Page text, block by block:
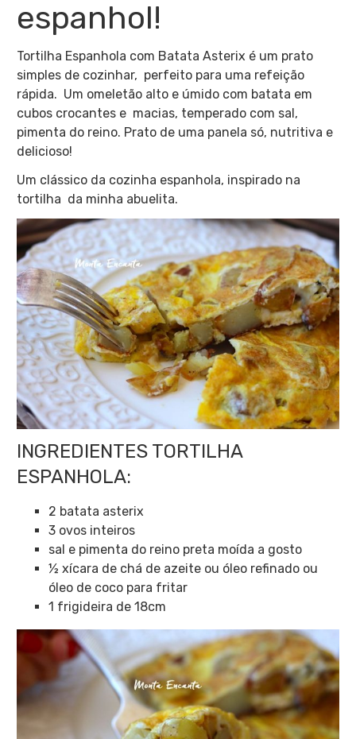
espanhol!
Tortilha Espanhola com Batata Asterix é um prato
simples de cozinhar, perfeito para uma refeição
rápida. Um omeletão alto e úmido com batata em
cubos crocantes e macias, temperado com sal,
pimenta do reino. Prato de uma panela só, nutritiva e
delicioso!
Um clássico da cozinha espanhola, inspirado na
tortilha da minha abuelita.
INGREDIENTES TORTILHA
ESPANHOLA:
2 batata asterix
3 ovos inteiros
sal e pimenta do reino preta moída a gosto
½ xícara de chá de azeite ou óleo refinado ou
óleo de coco para fritar
1 frigideira de 18cm